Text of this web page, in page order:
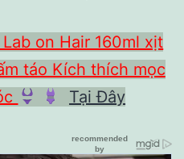
on Hair 160ml xịt
táo Kích thích mọc
Tại Đây